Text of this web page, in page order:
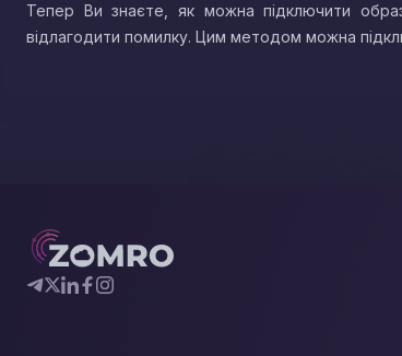
Тепер Ви знаєте, як можна підключити
відлагодити помилку. Цим методом можна